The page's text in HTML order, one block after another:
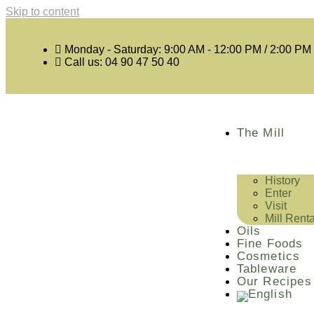
Skip to content
Monday - Saturday: 9:00 AM - 12:00 PM / 2:00 PM
Call us: 04 90 47 50 40
The Mill
History
Enter
Visit
Mill Rental
Oils
Fine Foods
Cosmetics
Tableware
Our Recipes